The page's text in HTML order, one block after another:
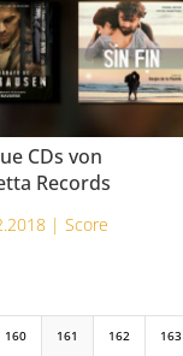
CDs von
Records
|Score
160 161 162 163